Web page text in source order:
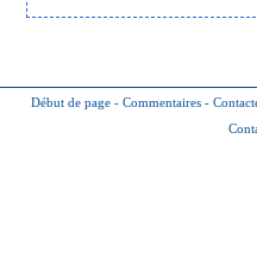
Début de page - Commentaires -